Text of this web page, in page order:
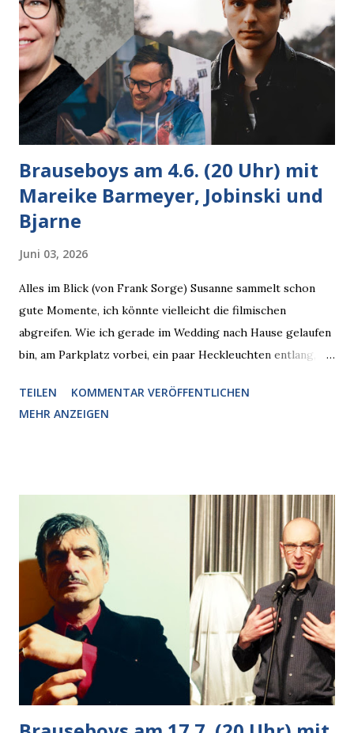
Brauseboys am 4.6. (20 Uhr) mit
Mareike Barmeyer, Jobinski und
Bjarne
Juni 03, 2026
Alles im Blick (von Frank Sorge) Susanne sammelt schon
gute Momente, ich könnte vielleicht die filmischen
abgreifen. Wie ich gerade im Wedding nach Hause gelaufen
bin, am Parkplatz vorbei, ein paar Heckleuchten entlang, als
den Blick kam, mit verlockend frisch leuchtenden
Pizzastücken. Von links pirschte sich eine Krähe an das
Krähe und ihn an, er die Krähe und mich, wir lächelten
gleichzeitig amüsiert. “Vorsicht!”, sagte ich zu ihm, “im
Wedding muss man immer aufpassen!” “Mach ich!”,
bestätigte der freundliche Nachbar, "Hab alles im Blick!”
Wir fixierten die ertappte Krähe, die sich zurückzog.
Heute ging sie leer aus, Abspann, Ende. Die Brauseboys am
Donnerstag, 4.6. (20 Uhr) Mit Mareike Barmeyer , Jobinski
und Bjarne Haus der Sinne (Ystader St...
TEILEN
KOMMENTAR VERÖFFENTLICHEN
MEHR ANZEIGEN